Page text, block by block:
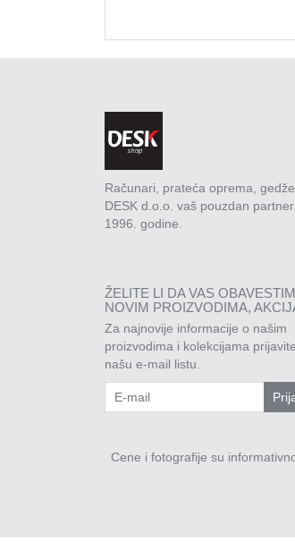
Računari, prateća oprema,
DESK d.o.o. vaš pouzdan
1996. godine.
ŽELITE LI DA VAS
NOVIM PROIZVODIMA,
Za najnovije informacije o našim
proizvodima i kolekcijama
našu e-mail listu.
Cene i fotografije su